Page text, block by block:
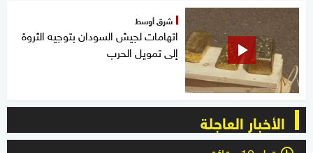
شرق أوسط
اتهامات لجيش السودان بتوجيه الثروة
إلى تمويل الحرب
الأخبار العاجلة